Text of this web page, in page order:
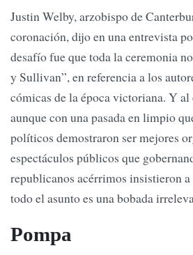
Justin Welby, arzobispo de
coronación, dijo en una entrevista
desafío fue que toda la ceremonia
y Sullivan”, en referencia a los
cómicas de la época victoriana. Y
aunque con una pasada en limpio
políticos demostraron ser mejores
espectáculos públicos que
republicanos acérrimos insistieron
todo el asunto es una bobada
Pompa